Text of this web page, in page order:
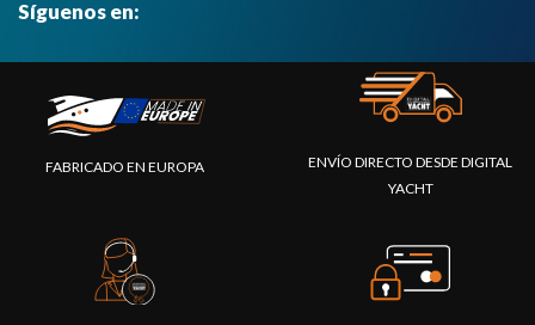
Síguenos en:
FABRICADO EN EUROPA
ENVÍO DIRECTO DESDE DIGITAL
YACHT